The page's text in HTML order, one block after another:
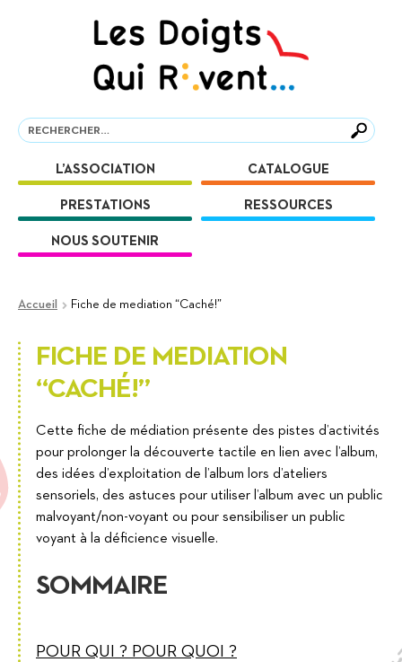
Recherche
Recherche
L’ASSOCIATION CATALOGUE
PRESTATIONS RESSOURCES
NOUS SOUTENIR
Accueil Fiche de mediation “Caché!”
FICHE DE MEDIATION
“CACHÉ!”
Cette fiche de médiation présente des pistes d’activités
pour prolonger la découverte tactile en lien avec l’album,
des idées d’exploitation de l’album lors d’ateliers
sensoriels, des astuces pour utiliser l’album avec un public
malvoyant/non-voyant ou pour sensibiliser un public
voyant à la déficience visuelle.
SOMMAIRE
POUR QUI ? POUR QUOI ?